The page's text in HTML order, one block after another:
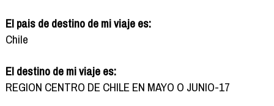
El pais de destino de mi viaje es:
Chile
El destino de mi viaje es:
REGION CENTRO DE CHILE EN MAYO O JUNIO-17